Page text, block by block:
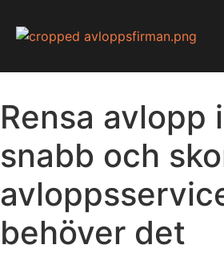
Rensa avlopp
snabb och
behöver det